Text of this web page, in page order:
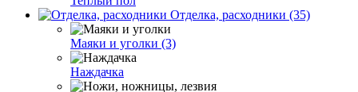
Отделка, расходники (35)
Маяки и уголки (3)
Наждачка